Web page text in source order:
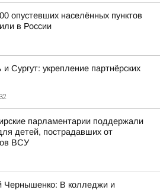
опустевших населённых пунктов
в России
Сургут: укрепление партнёрских
парламентарии поддержали
детей, пострадавших от
ВСУ
Чернышенко: В колледжи и